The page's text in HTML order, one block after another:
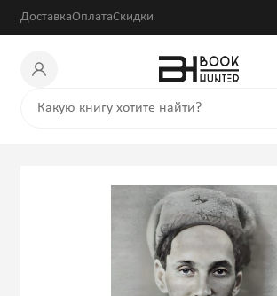
ДоставкаОплатаСкидки